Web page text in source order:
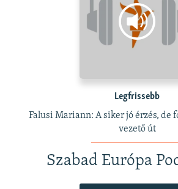
Legfrissebb
Falusi Mariann: A siker jó érzés, de
vezető út
Szabad Európa